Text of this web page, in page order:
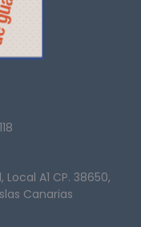
A1 CP. 38650,
Canarias